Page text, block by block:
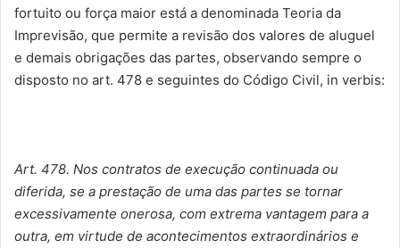
fortuito ou força maior está a denominada Teoria da
Imprevisão, que permite a revisão dos valores de aluguel
e demais obrigações das partes, observando sempre o
disposto no art. 478 e seguintes do Código Civil, in verbis:
Art. 478. Nos contratos de execução continuada ou
diferida, se a prestação de uma das partes se tornar
excessivamente onerosa, com extrema vantagem para a
outra, em virtude de acontecimentos extraordinários e